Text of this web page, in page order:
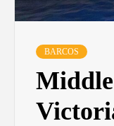
BARCOS
Middle